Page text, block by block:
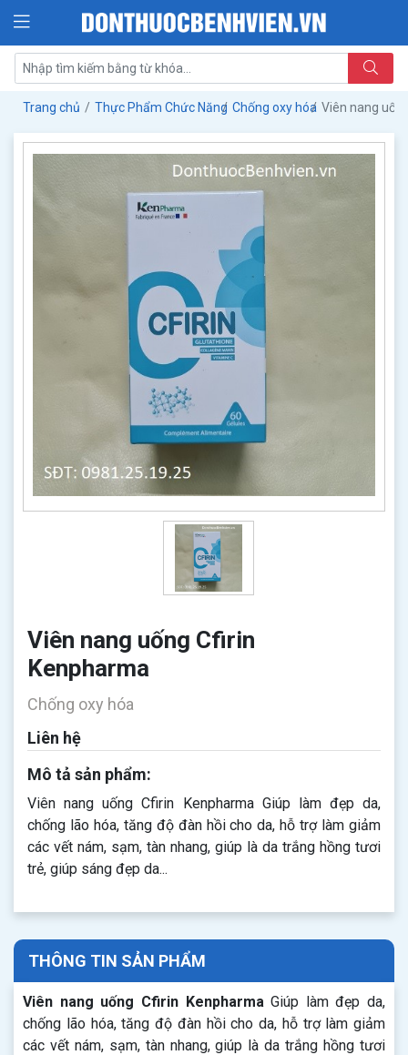
Trang chủ Thực Phẩm Chức Năng Chống oxy hóa Viên nang
Viên nang uống Cfirin
Kenpharma
Chống oxy hóa
Liên hệ
Mô tả sản phẩm:
Viên nang uống Cfirin Kenpharma Giúp làm đẹp da,
chống lão hóa, tăng độ đàn hồi cho da, hỗ trợ làm giảm
các vết nám, sạm, tàn nhang, giúp là da trắng hồng tươi
trẻ, giúp sáng đẹp da...
THÔNG TIN SẢN PHẨM
Viên nang uống Cfirin KenpharmaGiúp làm đẹp da,
chống lão hóa, tăng độ đàn hồi cho da, hỗ trợ làm giảm
các vết nám, sạm, tàn nhang, giúp là da trắng hồng tươi